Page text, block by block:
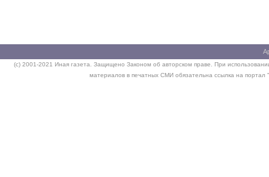
(c) 2001-2021 Иная газета. Защищено Законом об авторском праве. При
материалов в печатных СМИ обязательна ссылка на